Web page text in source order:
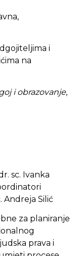
i
na
i obrazovanje,
sc. Ivanka
Andreja Silić
za planiranje
prava i